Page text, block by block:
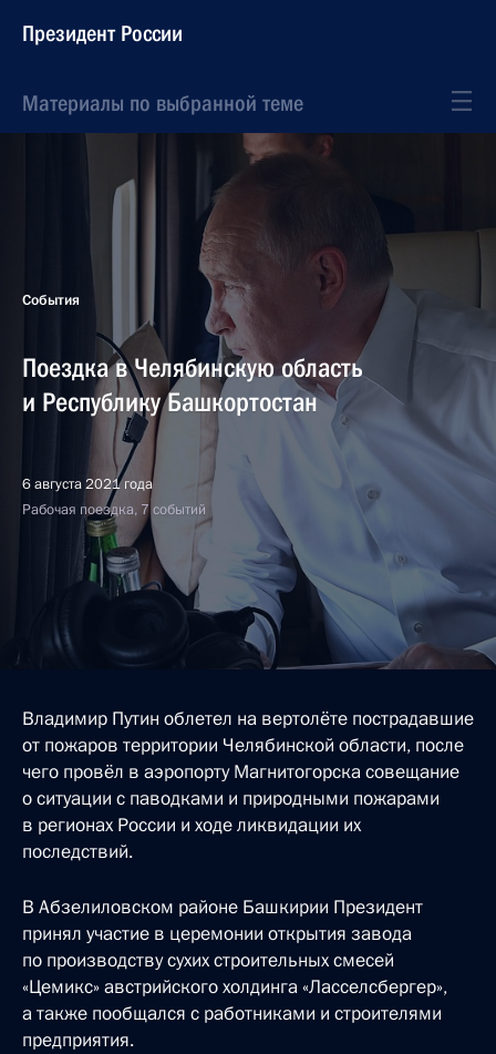
Президент России
Материалы по выбранной теме
События
Поездка в Челябинскую область
и Республику Башкортостан
6 августа 2021 года
Рабочая поездка, 7 событий
Владимир Путин облетел на вертолёте пострадавшие
от пожаров территории Челябинской области, после
чего провёл в аэропорту Магнитогорска совещание
о ситуации с паводками и природными пожарами
в регионах России и ходе ликвидации их
последствий.
В Абзелиловском районе Башкирии Президент
принял участие в церемонии открытия завода
по производству сухих строительных смесей
«Цемикс» австрийского холдинга «Ласселсбергер»,
а также пообщался с работниками и строителями
предприятия.